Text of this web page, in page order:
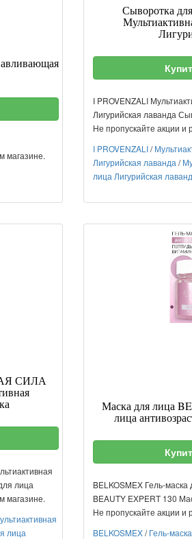
магазине.
Сыворотка
I PROVENZALI
Лигурийская лаванда
Не пропускайте акции
I PROVENZALI/
Лигурийская лаванда /
лица Лигурийская
СИЛА
лица
магазине.
лица
Маска для лица
лица
BELKOSMEX Гель-
BEAUTY EXPERT 130
Не пропускайте акции
BELKOSMEX/Гель-